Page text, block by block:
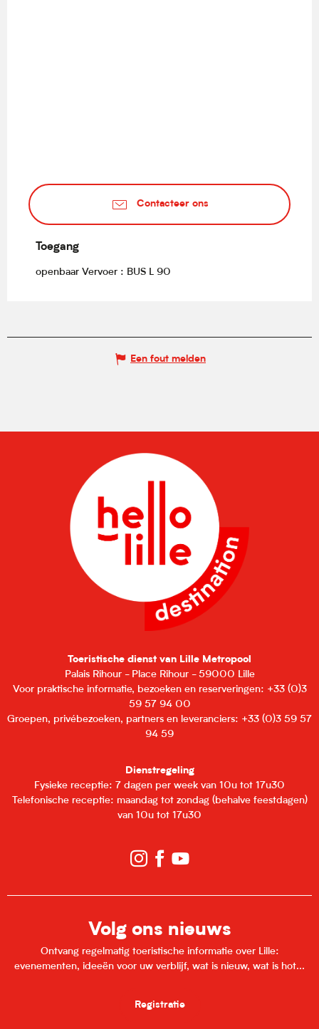
Contacteer ons
Toegang
Toegang
openbaar Vervoer : BUS L 90
Een fout melden
Toeristische dienst van Lille Metropool
Palais Rihour - Place Rihour - 59000 Lille
Voor praktische informatie, bezoeken en reserveringen: +33 (0)3
59 57 94 00
Groepen, privébezoeken, partners en leveranciers: +33 (0)3 59 57
94 59
Dienstregeling
Fysieke receptie: 7 dagen per week van 10u tot 17u30
Telefonische receptie: maandag tot zondag (behalve feestdagen)
van 10u tot 17u30
Volg ons nieuws
Ontvang regelmatig toeristische informatie over Lille:
evenementen, ideeën voor uw verblijf, wat is nieuw, wat is hot...
Registratie